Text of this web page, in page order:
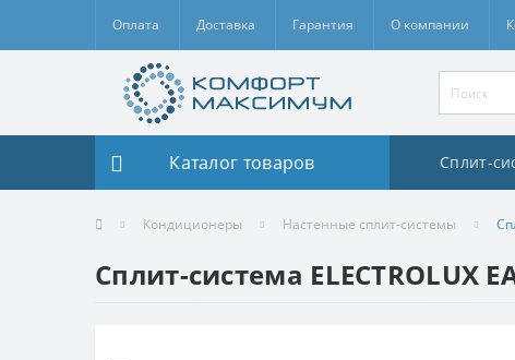
Оплата Доставка Гарантия О компании
Каталог товаров Сплит-
Кондиционеры Настенные сплит-системы
Сплит-система ELECTROLUX